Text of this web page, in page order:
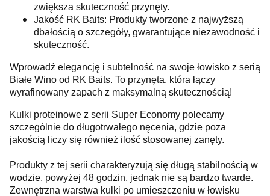
zwiększa skuteczność przynęty.
Jakość RK Baits: Produkty tworzone z najwyższą
dbałością o szczegóły, gwarantujące niezawodność i
skuteczność.
Wprowadź elegancję i subtelność na swoje łowisko z serią
Białe Wino od RK Baits. To przynęta, która łączy
wyrafinowany zapach z maksymalną skutecznością!
Kulki proteinowe z serii Super Economy polecamy
szczególnie do długotrwałego nęcenia, gdzie poza
jakością liczy się również ilość stosowanej zanęty.
Produkty z tej serii charakteryzują się długą stabilnością w
wodzie, powyżej 48 godzin, jednak nie są bardzo twarde.
Zewnętrzna warstwa kulki po umieszczeniu w łowisku